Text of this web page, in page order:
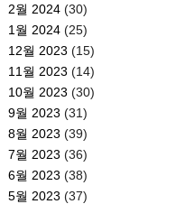
2월 2024(30)
1월 2024(25)
12월 2023 (15)
11월 2023 (14)
10월 2023 (30)
9월 2023 (31)
8월 2023 (39)
7월 2023 (36)
6월 2023 (38)
5월 2023 (37)